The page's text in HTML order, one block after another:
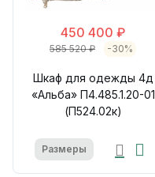
450 400 ₽
585 520 ₽ -30%
Шкаф для одежды 4д
«Альба» П4.485.1.20-01
(П524.02к)
Размеры